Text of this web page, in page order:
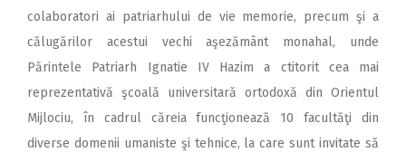
colaboratori ai patriarhului de vie memorie, precum şi a
călugărilor acestui vechi aşezământ monahal, unde
Părintele Patriarh Ignatie IV Hazim a ctitorit cea mai
reprezentativă şcoală universitară ortodoxă din Orientul
Mijlociu, în cadrul căreia funcţionează 10 facultăţi din
diverse domenii umaniste şi tehnice, la care sunt invitate să